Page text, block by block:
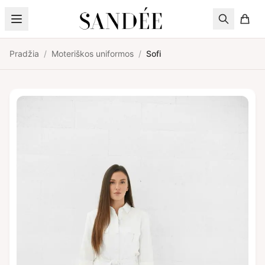
Pereiti prie turinio
Pradžia / Moteriškos uniformos / Sofi